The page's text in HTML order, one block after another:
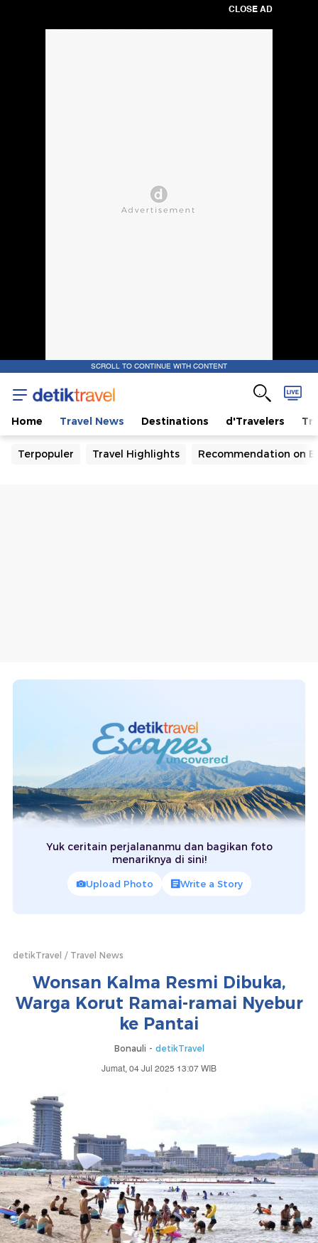
CLOSE AD
SCROLL TO CONTINUE WITH CONTENT
Home Travel News Destinations d'Travelers
Terpopuler Travel Highlights Recommendation on
Yuk ceritain perjalananmu dan bagikan foto
menariknya di sini!
Upload Photo Write a Story
detikTravel Travel News
Wonsan Kalma Resmi Dibuka,
Warga Korut Ramai-ramai Nyebur
ke Pantai
Bonauli - detikTravel
Jumat, 04 Jul 2025 13:07 WIB